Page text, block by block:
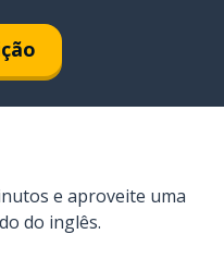
e aproveite uma
do inglês.